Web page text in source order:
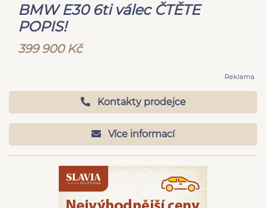
BMW E30 6ti válec ČTĚTE
POPIS!
399 900 Kč
Reklama
Kontakty prodejce
Více informací